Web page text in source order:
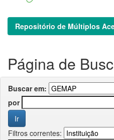
Repositório de Múltiplos
Página de
Buscar em:
por
Filtros correntes: